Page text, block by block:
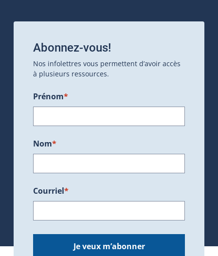
Abonnez-vous!
Nos infolettres vous permettent d’avoir accès
à plusieurs ressources.
Prénom*
Nom*
Courriel*
Je veux m’abonner